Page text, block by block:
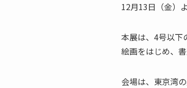
12月13日（金）
本展は、4号以下
絵画をはじめ、
会場は、東京湾